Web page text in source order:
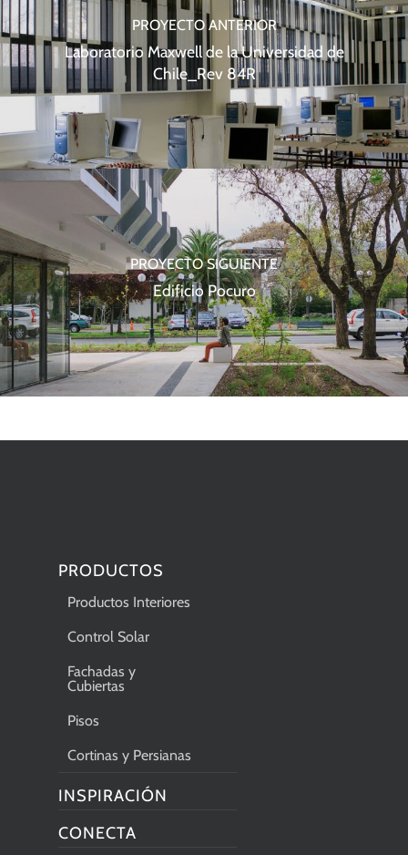
PROYECTO ANTERIOR
Laboratorio Maxwell de la Universidad de
Chile_Rev 84R
PROYECTO SIGUIENTE
Edificio Pocuro
PRODUCTOS
Productos Interiores
Control Solar
Fachadas y
Cubiertas
Pisos
Cortinas y Persianas
INSPIRACIÓN
CONECTA